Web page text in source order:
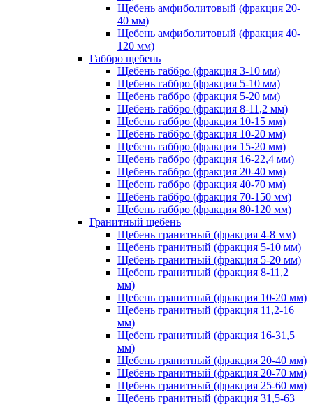
Щебень амфиболитовый (фракция 20-
40 мм)
Щебень амфиболитовый (фракция 40-
120 мм)
Габбро щебень
Щебень габбро (фракция 3-10 мм)
Щебень габбро (фракция 5-10 мм)
Щебень габбро (фракция 5-20 мм)
Щебень габбро (фракция 8-11,2 мм)
Щебень габбро (фракция 10-15 мм)
Щебень габбро (фракция 10-20 мм)
Щебень габбро (фракция 15-20 мм)
Щебень габбро (фракция 16-22,4 мм)
Щебень габбро (фракция 20-40 мм)
Щебень габбро (фракция 40-70 мм)
Щебень габбро (фракция 70-150 мм)
Щебень габбро (фракция 80-120 мм)
Гранитный щебень
Щебень гранитный (фракция 4-8 мм)
Щебень гранитный (фракция 5-10 мм)
Щебень гранитный (фракция 5-20 мм)
Щебень гранитный (фракция 8-11,2
мм)
Щебень гранитный (фракция 10-20 мм)
Щебень гранитный (фракция 11,2-16
мм)
Щебень гранитный (фракция 16-31,5
мм)
Щебень гранитный (фракция 20-40 мм)
Щебень гранитный (фракция 20-70 мм)
Щебень гранитный (фракция 25-60 мм)
Щебень гранитный (фракция 31,5-63